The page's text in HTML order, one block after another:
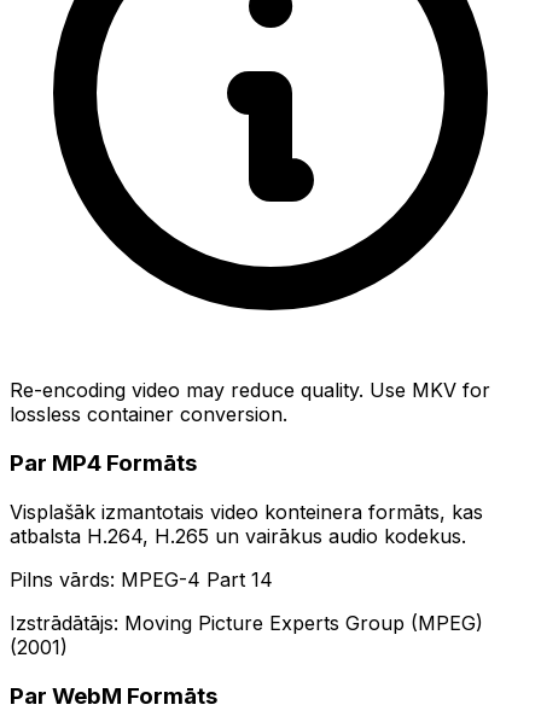
Re-encoding video may reduce quality. Use MKV for
lossless container conversion.
Par MP4 Formāts
Visplašāk izmantotais video konteinera formāts, kas
atbalsta H.264, H.265 un vairākus audio kodekus.
Pilns vārds: MPEG-4 Part 14
Izstrādātājs: Moving Picture Experts Group (MPEG)
(2001)
Par WebM Formāts